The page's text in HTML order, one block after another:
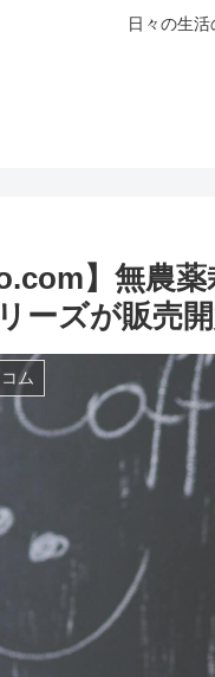
日々の生
】無農
ーズが販売開
ム